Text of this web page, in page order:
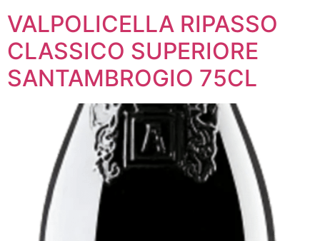
VALPOLICELLA RIPASSO
CLASSICO SUPERIORE
SANTAMBROGIO 75CL